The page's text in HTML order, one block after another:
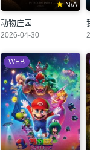
N/A
动物庄园
2026-04-30
WEB